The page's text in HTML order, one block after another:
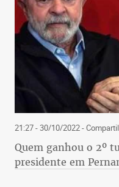
21:27 - 30/10/2022-
Quem ganhou o 2º
presidente em